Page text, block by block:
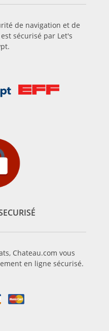
de navigation et de
sécurisé par Let's
Chateau.com vous
en ligne sécurisé.